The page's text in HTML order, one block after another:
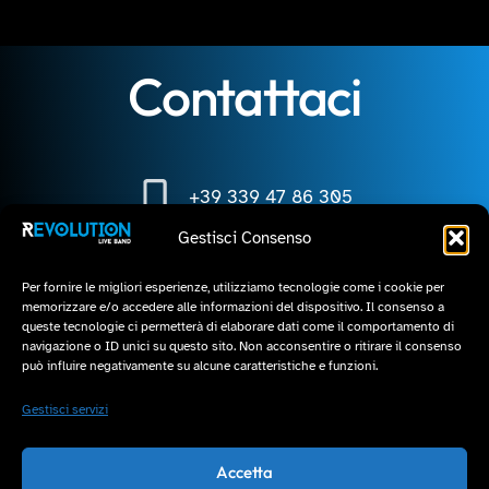
Gestisci Consenso
Per fornire le migliori esperienze, utilizziamo tecnologie come i cookie per
memorizzare e/o accedere alle informazioni del dispositivo. Il consenso a
queste tecnologie ci permetterà di elaborare dati come il comportamento di
navigazione o ID unici su questo sito. Non acconsentire o ritirare il consenso
può influire negativamente su alcune caratteristiche e funzioni.
Gestisci servizi
Accetta
Contattaci
+39 339 47 86 305
info@revolutionliveband.com
info@revolutionliveband.com
+39 339 47 86 305